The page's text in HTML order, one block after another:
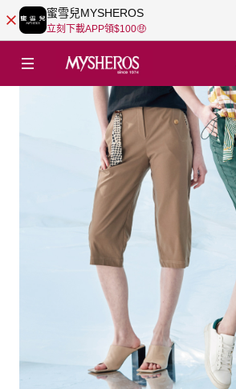
蜜雪兒MYSHEROS
立刻下載APP領$100🤑